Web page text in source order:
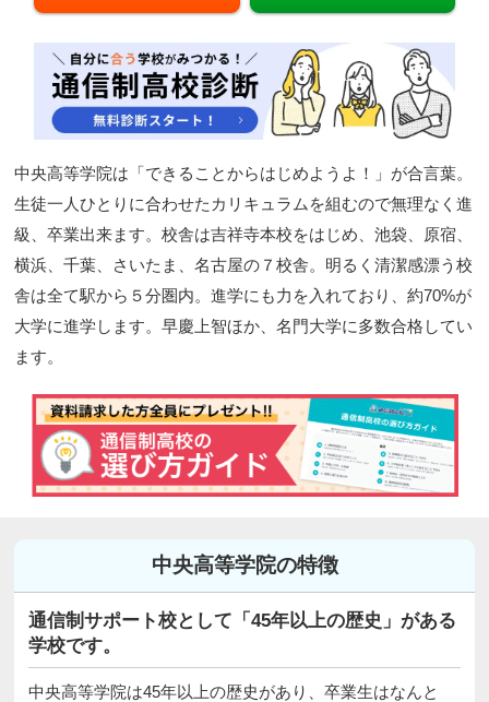
中央高等学院は「できることからはじめようよ！」が合言葉。
生徒一人ひとりに合わせたカリキュラムを組むので無理なく進
級、卒業出来ます。校舎は吉祥寺本校をはじめ、池袋、原宿、
横浜、千葉、さいたま、名古屋の７校舎。明るく清潔感漂う校
舎は全て駅から５分圏内。進学にも力を入れており、約70%が
大学に進学します。早慶上智ほか、名門大学に多数合格してい
ます。
中央高等学院の特徴
通信制サポート校として「45年以上の歴史」がある
学校です。
中央高等学院は45年以上の歴史があり、卒業生はなんと